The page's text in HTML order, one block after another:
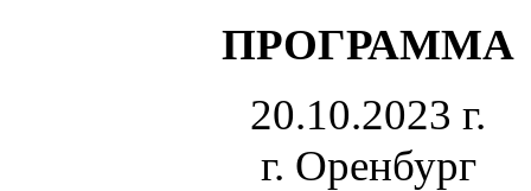
ПРОГРАММА
20.10.2023 г.
г. Оренбург